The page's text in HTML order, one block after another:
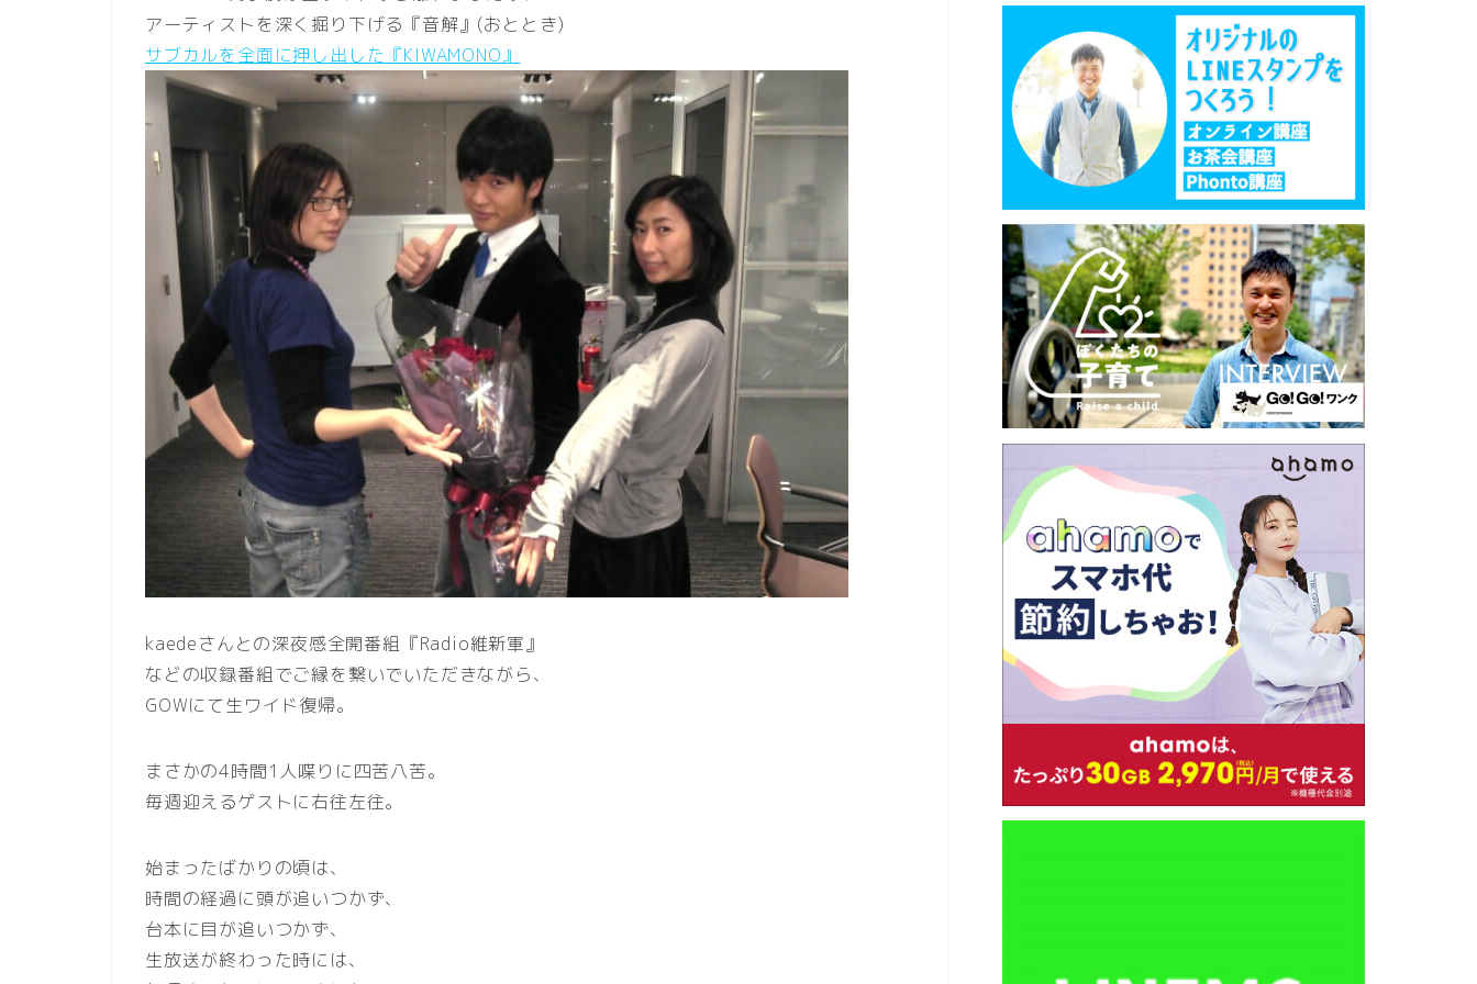
アーティストを深く掘り下げる『音解』(おととき)
サブカルを全面に押し出した『KIWAMONO』
kaedeさんとの深夜感全開番組『Radio維新軍』
などの収録番組でご縁を繋いでいただきながら、
GOWにて生ワイド復帰。
まさかの4時間1人喋りに四苦八苦。
毎週迎えるゲストに右往左往。
始まったばかりの頃は、
時間の経過に頭が追いつかず、
台本に目が追いつかず、
生放送が終わった時には、